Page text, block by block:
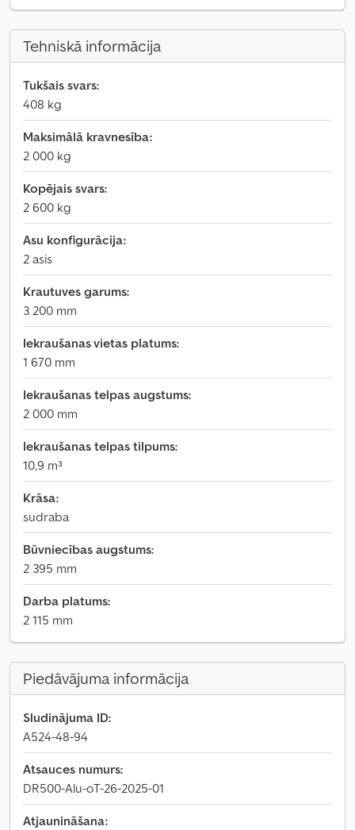
Tehniskā informācija
Tukšais svars:
408 kg
Maksimālā kravnesība:
2 000 kg
Kopējais svars:
2 600 kg
Asu konfigurācija:
2 asis
Krautuves garums:
3 200 mm
Iekraušanas vietas platums:
1 670 mm
Iekraušanas telpas augstums:
2 000 mm
Iekraušanas telpas tilpums:
10,9 m³
Krāsa:
sudraba
Būvniecības augstums:
2 395 mm
Darba platums:
2 115 mm
Piedāvājuma informācija
Sludinājuma ID:
A524-48-94
Atsauces numurs:
DR500-Alu-oT-26-2025-01
Atjaunināšana: